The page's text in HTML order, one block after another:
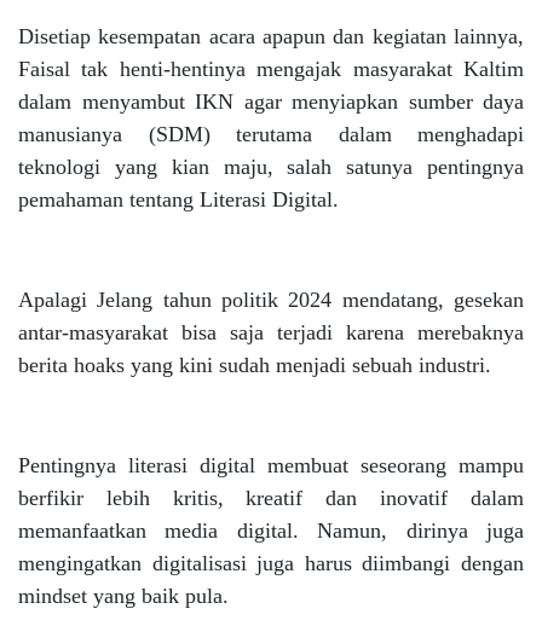
Disetiap kesempatan acara apapun dan kegiatan lainnya,
Faisal tak henti-hentinya mengajak masyarakat Kaltim
dalam menyambut IKN agar menyiapkan sumber daya
manusianya (SDM) terutama dalam menghadapi
teknologi yang kian maju, salah satunya pentingnya
pemahaman tentang Literasi Digital.
Apalagi Jelang tahun politik 2024 mendatang, gesekan
antar-masyarakat bisa saja terjadi karena merebaknya
berita hoaks yang kini sudah menjadi sebuah industri.
Pentingnya literasi digital membuat seseorang mampu
berfikir lebih kritis, kreatif dan inovatif dalam
memanfaatkan media digital. Namun, dirinya juga
mengingatkan digitalisasi juga harus diimbangi dengan
mindset yang baik pula.